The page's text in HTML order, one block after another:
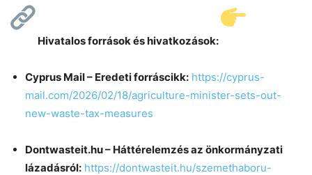
Hivatalos források és hivatkozások:
Cyprus Mail – Eredeti forráscikk: https://cyprus-
mail.com/2026/02/18/agriculture-minister-sets-out-
new-waste-tax-measures
Dontwasteit.hu – Háttérelemzés az önkormányzati
lázadásról: https://dontwasteit.hu/szemethaboru-